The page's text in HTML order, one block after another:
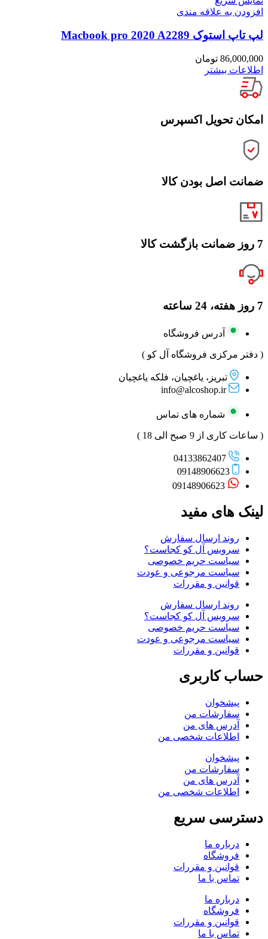
افزودن به علاقه مندی
لپ تاپ استوک Macbook pro 2020 A2289
86,000,000 تومان
اطلاعات بیشتر
امکان تحویل اکسپرس
ضمانت اصل بودن کالا
7 روز ضمانت بازگشت کالا
7 روز هفته، 24 ساعته
آدرس فروشگاه
( دفتر مرکزی فروشگاه آل کو )
تبریز، یاغچیان، فلکه یاغچیان
info@alcoshop.ir
شماره های تماس
( ساعات کاری از 9 صبح الی 18 )
04133862407
09148906623
09148906623
لینک های مفید
روند ارسال سفارش
سرویس آل کو کجاست؟
سیاست حریم خصوصی
سیاست مرجوعی و عودت
قوانین و مقررات
روند ارسال سفارش
سرویس آل کو کجاست؟
سیاست حریم خصوصی
سیاست مرجوعی و عودت
قوانین و مقررات
حساب کاربری
پیشخوان
سفارشات من
آدرس های من
اطلاعات شخصی من
پیشخوان
سفارشات من
آدرس های من
اطلاعات شخصی من
دسترسی سریع
درباره ما
فروشگاه
قوانین و مقررات
تماس با ما
درباره ما
فروشگاه
قوانین و مقررات
تماس با ما